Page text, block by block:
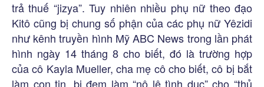
trả thuế “jizya”. Tuy nhiên nhiều phụ nữ theo đạo
Kitô cũng bị chung số phận của các phụ nữ Yêzidi
như kênh truyền hình Mỹ ABC News trong lần phát
hình ngày 14 tháng 8 cho biết, đó là trường hợp
của cô Kayla Mueller, cha mẹ cô cho biết, cô bị bắt
làm con tin, bị đem làm “nô lệ tình dục” cho “thủ